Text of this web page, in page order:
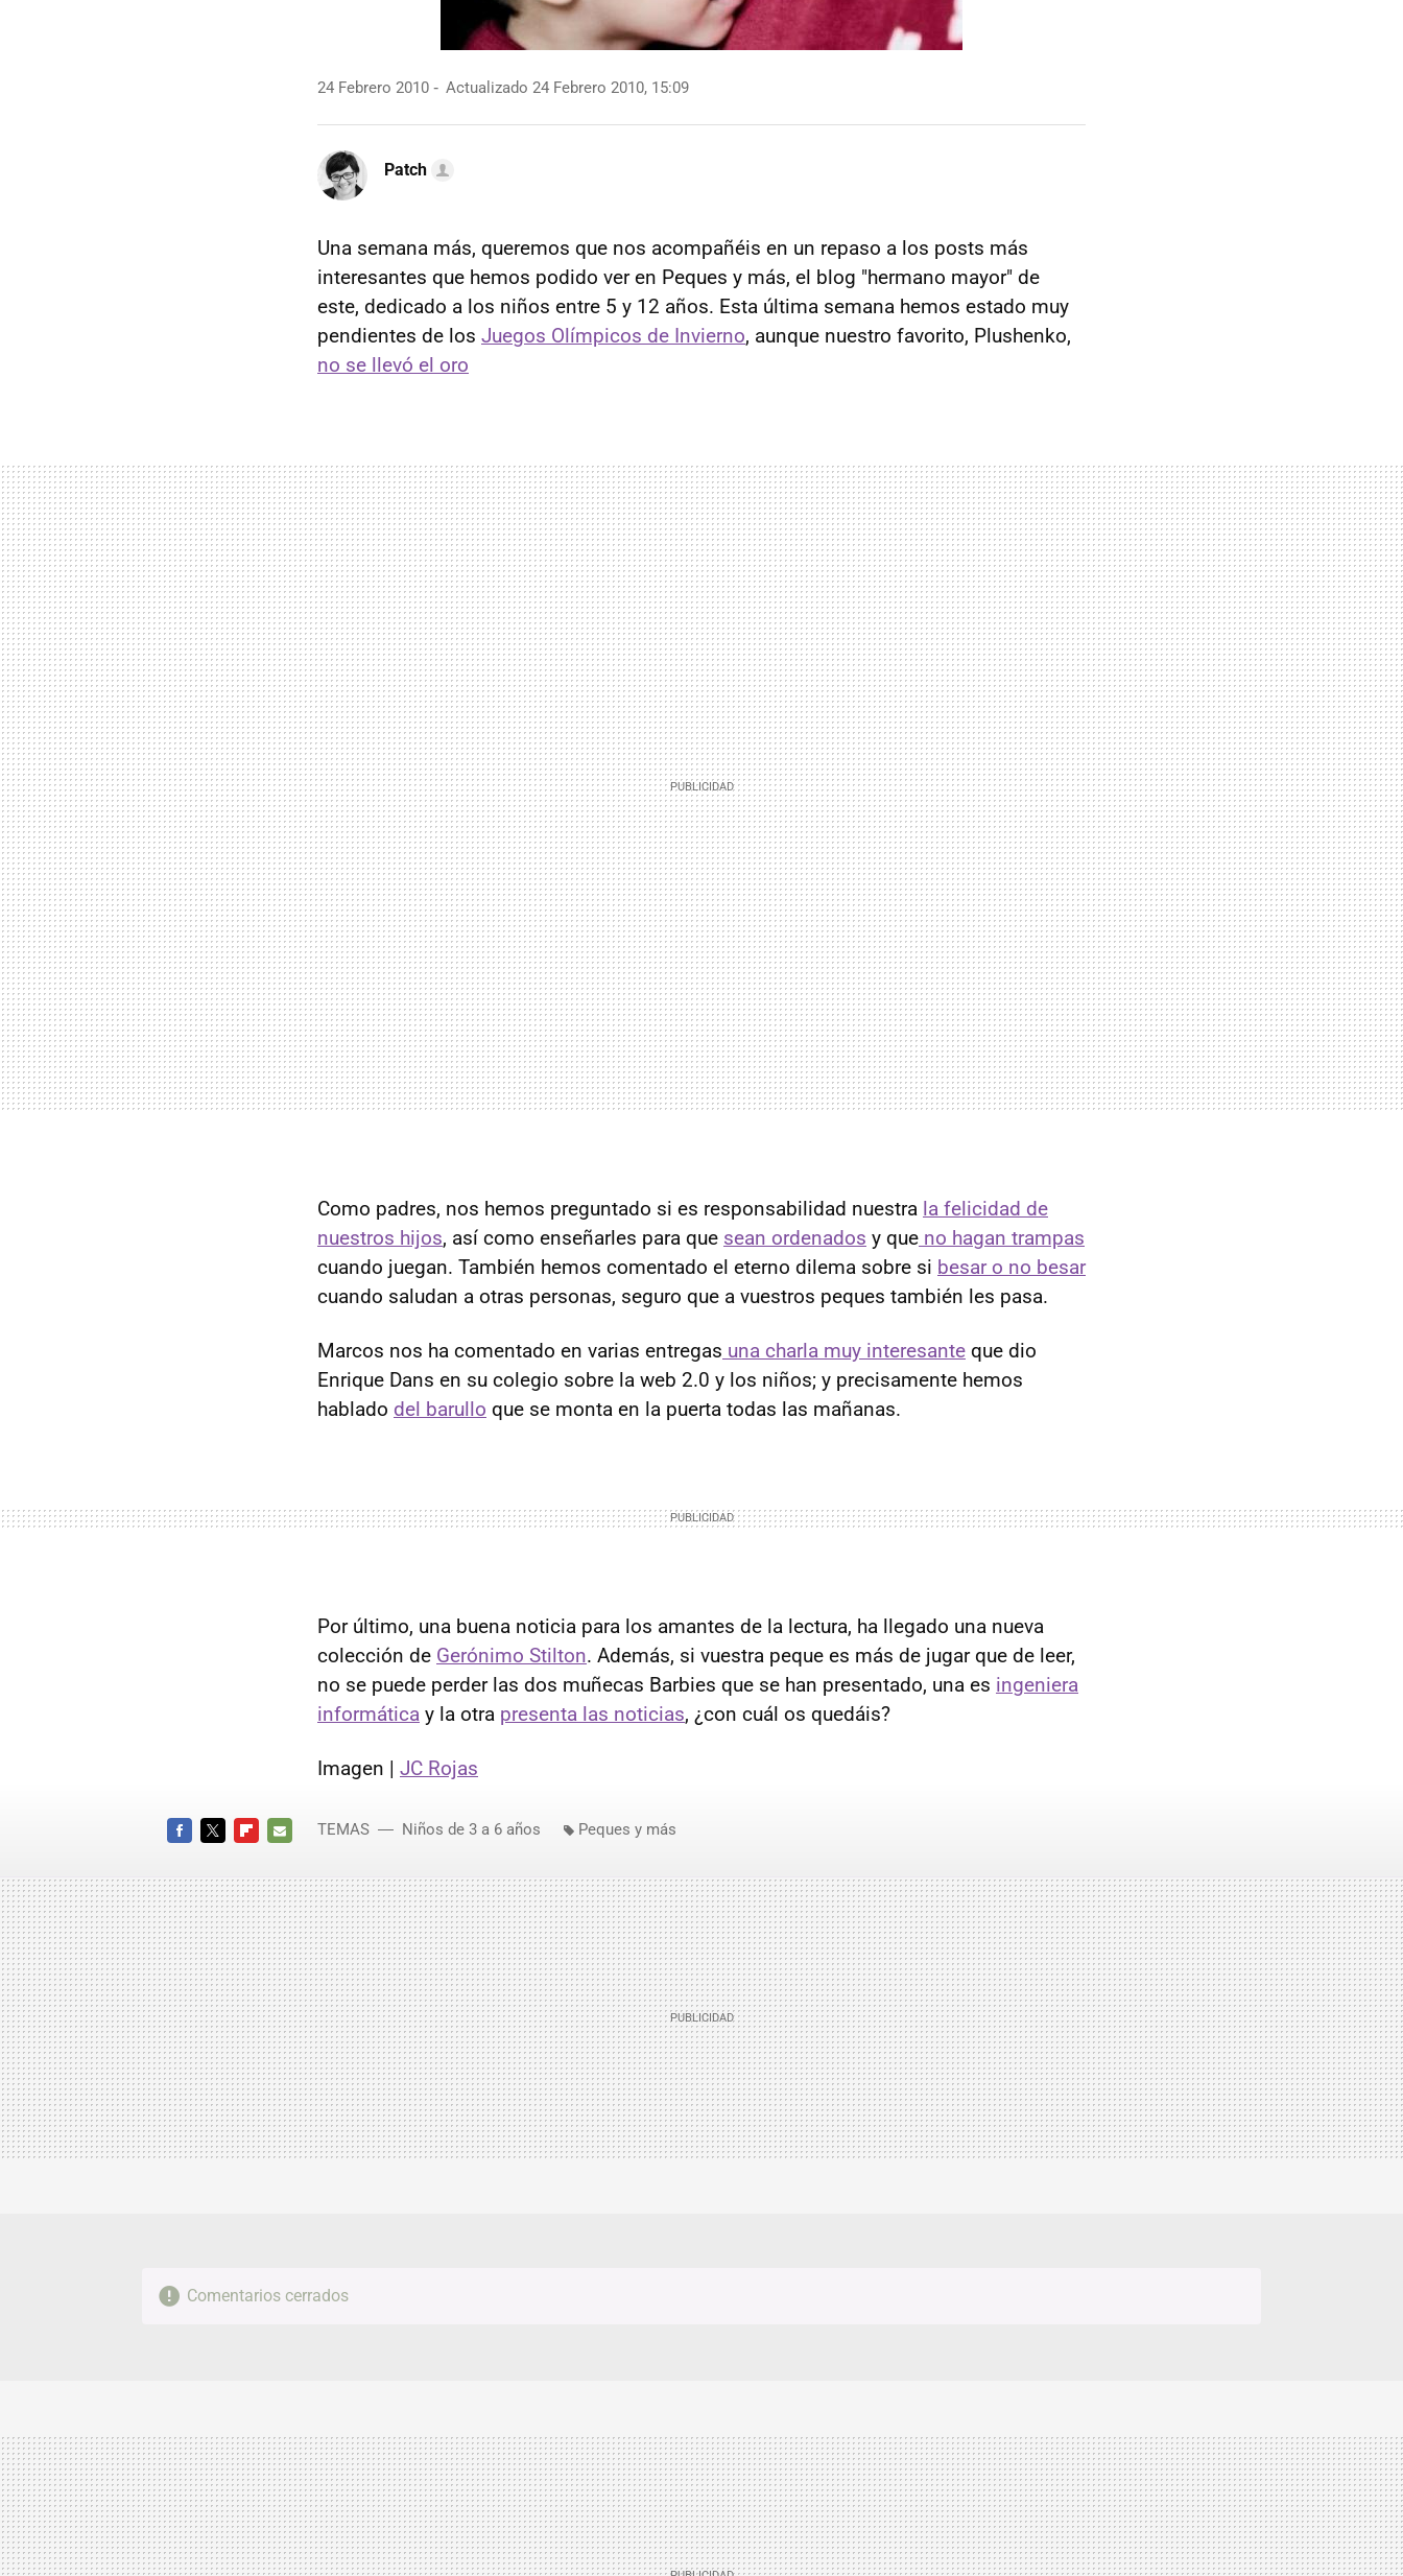
24 Febrero 2010 Actualizado 24 Febrero 2010, 15:09
Patch
Una semana más, queremos que nos acompañéis en un repaso a los posts más
interesantes que hemos podido ver en Peques y más, el blog "hermano mayor" de
este, dedicado a los niños entre 5 y 12 años. Esta última semana hemos estado muy
pendientes de los Juegos Olímpicos de Invierno, aunque nuestro favorito, Plushenko,
no se llevó el oro
Como padres, nos hemos preguntado si es responsabilidad nuestra la felicidad de
nuestros hijos, así como enseñarles para que sean ordenados y que no hagan trampas
cuando juegan. También hemos comentado el eterno dilema sobre si besar o no besar
cuando saludan a otras personas, seguro que a vuestros peques también les pasa.
Marcos nos ha comentado en varias entregas una charla muy interesante que dio
Enrique Dans en su colegio sobre la web 2.0 y los niños; y precisamente hemos
hablado del barullo que se monta en la puerta todas las mañanas.
Por último, una buena noticia para los amantes de la lectura, ha llegado una nueva
colección de Gerónimo Stilton. Además, si vuestra peque es más de jugar que de leer,
no se puede perder las dos muñecas Barbies que se han presentado, una es ingeniera
informática y la otra presenta las noticias, ¿con cuál os quedáis?
Imagen | JC Rojas
MAIL
TEMAS Niños de 3 a 6 años Peques y más
Comentarios cerrados